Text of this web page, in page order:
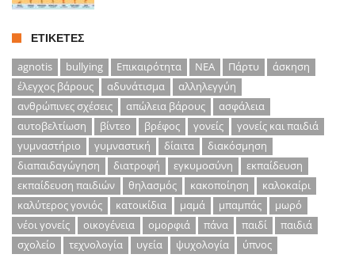
ΕΤΙΚΈΤΕΣ
agnotis
bullying Επικαιρότητα ΝΕΑ Πάρτυ
άσκηση
έλεγχος βάρους
αδυνάτισμα
αλληλεγγύη
ανθρώπινες σχέσεις
απώλεια βάρους
ασφάλεια
αυτοβελτίωση
βίντεο βρέφος γονείς
γονείς και παιδιά
γυμναστήριο
γυμναστική δίαιτα
διακόσμηση
διαπαιδαγώγηση
διατροφή εγκυμοσύνη
εκπαίδευση
εκπαίδευση παιδιών
θηλασμός κακοποίηση
καλοκαίρι
καλύτερος γονιός
κατοικίδια μαμά μπαμπάς
μωρό
νέοι γονείς
οικογένεια ομορφιά πάνα παιδί
παιδιά
σχολείο
τεχνολογία υγεία ψυχολογία ύπνος